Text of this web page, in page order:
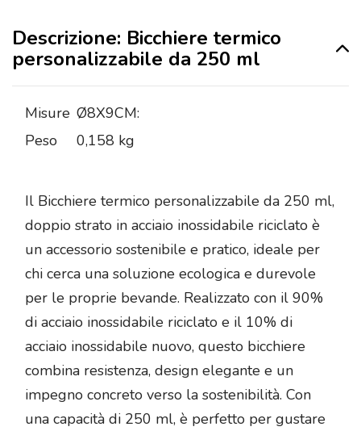
Descrizione: Bicchiere termico
personalizzabile da 250 ml
Misure Ø8X9CM:
Peso
0,158 kg
Il Bicchiere termico personalizzabile da 250 ml,
doppio strato in acciaio inossidabile riciclato è
un accessorio sostenibile e pratico, ideale per
chi cerca una soluzione ecologica e durevole
per le proprie bevande. Realizzato con il 90%
di acciaio inossidabile riciclato e il 10% di
acciaio inossidabile nuovo, questo bicchiere
combina resistenza, design elegante e un
impegno concreto verso la sostenibilità. Con
una capacità di 250 ml, è perfetto per gustare